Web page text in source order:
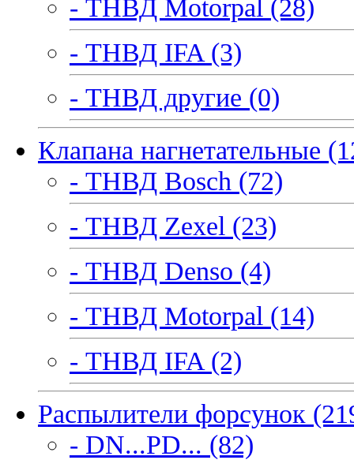
- ТНВД Motorpal (28)
- ТНВД IFA (3)
- ТНВД другие (0)
Клапана нагнетательные
- ТНВД Bosch (72)
- ТНВД Zexel (23)
- ТНВД Denso (4)
- ТНВД Motorpal (14)
- ТНВД IFA (2)
Распылители форсунок
- DN...PD... (82)